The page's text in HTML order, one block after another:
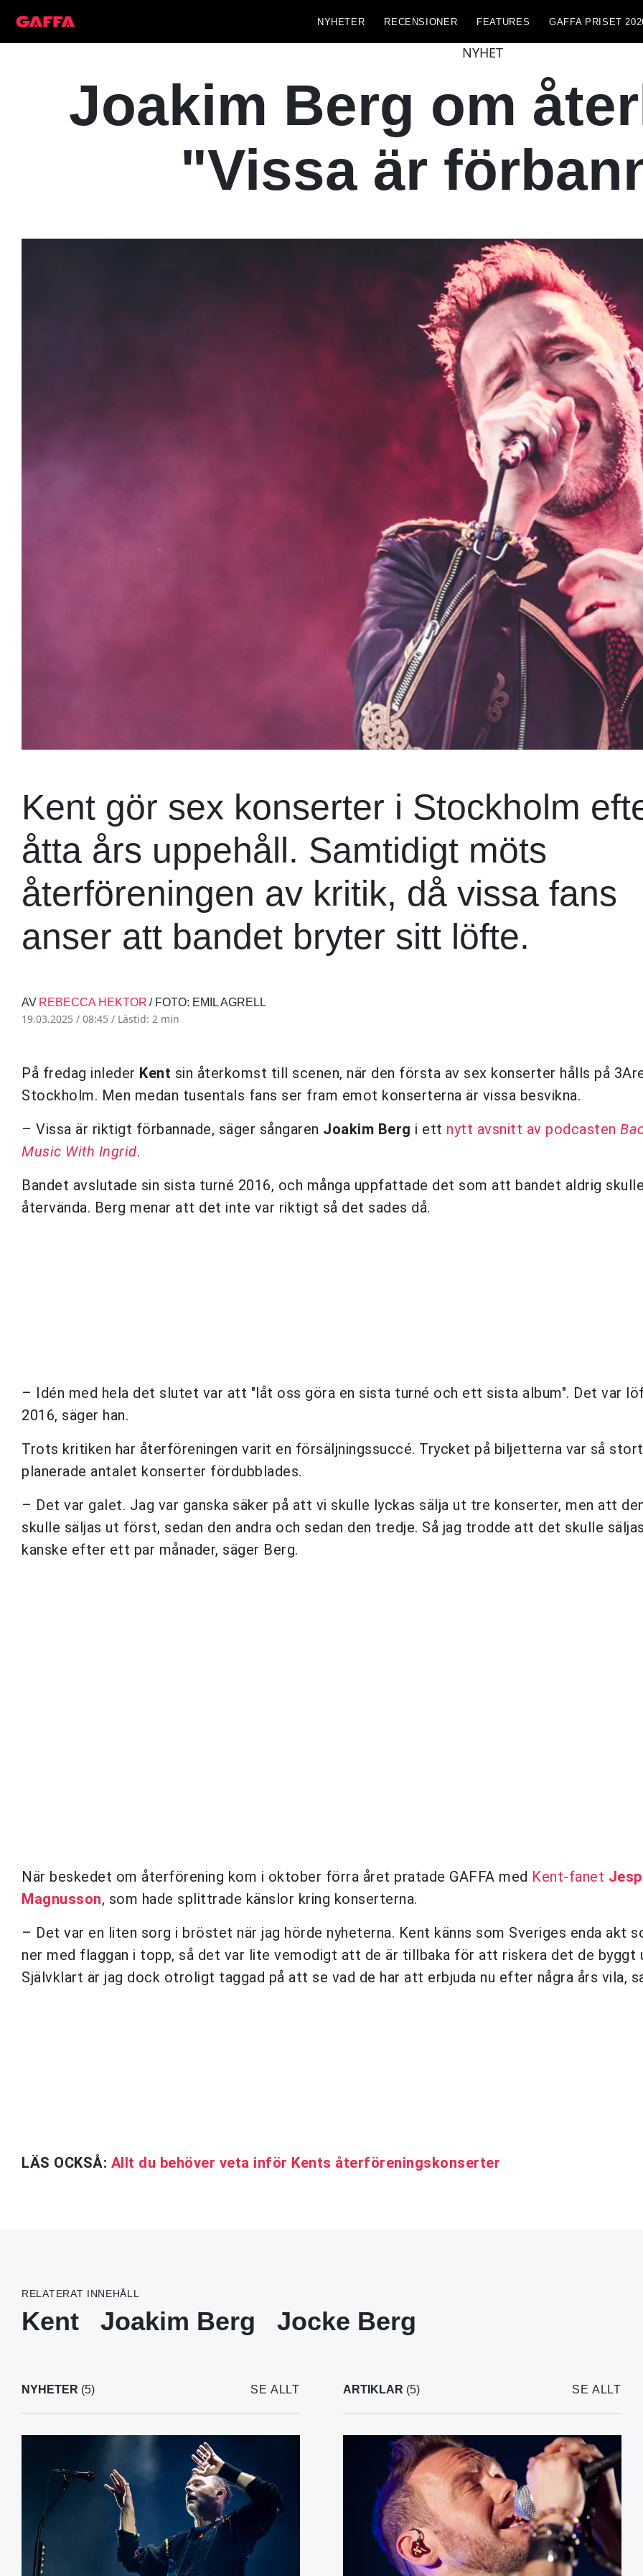
NYHETER RECENSIONER FEATURES GAFFA PRISET
NYHET
Joakim Berg om
"Vissa är
Kent gör sex konserter i Stockholm
åtta års uppehåll. Samtidigt möts
återföreningen av kritik, då vissa fans
anser att bandet bryter sitt löfte.
AV REBECCA HEKTOR / FOTO: EMIL AGRELL
19.03.2025 / 08:45 / Lästid: 2 min
På fredag inleder Kent sin återkomst till scenen, när den första av sex konserter hålls på
Stockholm. Men medan tusentals fans ser fram emot konserterna är vissa besvikna.
– Vissa är riktigt förbannade, säger sångaren Joakim Berg i ett nytt avsnitt av podcasten
Music With Ingrid.
Bandet avslutade sin sista turné 2016, och många uppfattade det som att bandet aldrig
återvända. Berg menar att det inte var riktigt så det sades då.
– Idén med hela det slutet var att "låt oss göra en sista turné och ett sista album". Det var
2016, säger han.
Trots kritiken har återföreningen varit en försäljningssuccé. Trycket på biljetterna var så
planerade antalet konserter fördubblades.
– Det var galet. Jag var ganska säker på att vi skulle lyckas sälja ut tre konserter, men att
skulle säljas ut först, sedan den andra och sedan den tredje. Så jag trodde att det skulle
kanske efter ett par månader, säger Berg.
När beskedet om återförening kom i oktober förra året pratade GAFFA med Kent-fanet
Magnusson, som hade splittrade känslor kring konserterna.
– Det var en liten sorg i bröstet när jag hörde nyheterna. Kent känns som Sveriges enda akt
ner med flaggan i topp, så det var lite vemodigt att de är tillbaka för att riskera det de byggt
Självklart är jag dock otroligt taggad på att se vad de har att erbjuda nu efter några års vila,
LÄS OCKSÅ: Allt du behöver veta inför Kents återföreningskonserter
RELATERAT INNEHÅLL
Kent Joakim Berg Jocke Berg
NYHETER (5) SE ALLT ARTIKLAR (5) SE ALLT